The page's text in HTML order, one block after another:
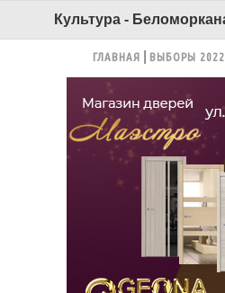
ГЛАВНАЯ ВЫБОРЫ 2022